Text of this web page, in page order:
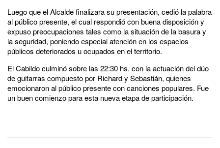
Luego que el Alcalde finalizara su presentación, cedió la palabra
al público presente, el cual respondió con buena disposición y
expuso preocupaciones tales como la situación de la basura y
la seguridad, poniendo especial atención en los espacios
públicos deteriorados u ocupados en el territorio.
El Cabildo culminó sobre las 22:30 hs. con la actuación del dúo
de guitarras compuesto por Richard y Sebastián, quienes
emocionaron al público presente con canciones populares. Fue
un buen comienzo para esta nueva etapa de participación.